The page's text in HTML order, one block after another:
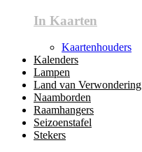
In Kaarten
Kaartenhouders
Kalenders
Lampen
Land van Verwondering
Naamborden
Raamhangers
Seizoenstafel
Stekers